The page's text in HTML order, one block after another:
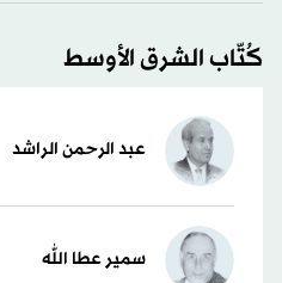
كُتّاب الشرق الأوسط
عبد الرحمن الراشد
سمير عطا الله